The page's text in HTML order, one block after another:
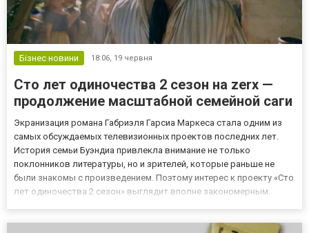
Бізнес новини 18:06, 19 червня
Сто лет одиночества 2 сезон на zerx —
продолжение масштабной семейной саги
Экранизация романа Габриэля Гарсиа Маркеса стала одним из
самых обсуждаемых телевизионных проектов последних лет.
История семьи Буэндиа привлекла внимание не только
поклонников литературы, но и зрителей, которые раньше не
были знакомы с произведением. Поэтому интерес к проекту «Сто
лет одиночества 2 сезон» выглядит вполне закономерным.